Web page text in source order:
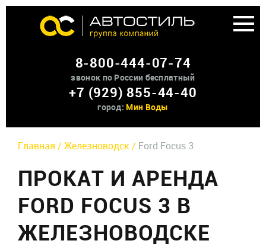
Аренда доп оборудования
О нас
Контакты
8-800-444-07-74
звонок по России бесплатный
+7 (929) 855-44-40
город: Мин Воды
Главная / Железноводск / Ford Focus 3
ПРОКАТ И АРЕНДА
FORD FOCUS 3 В
ЖЕЛЕЗНОВОДСКЕ